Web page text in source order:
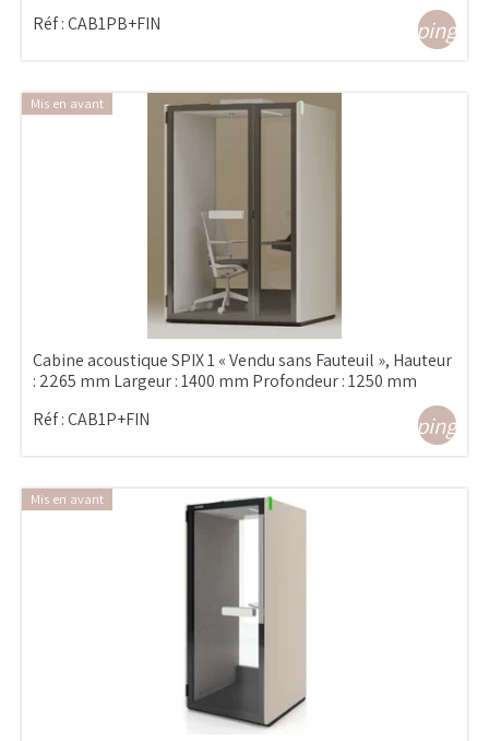
Réf :CAB1PB+FIN
Mis en avant
Cabine acoustique SPIX 1 « Vendu sans Fauteuil », Hauteur
: 2265 mm Largeur : 1400 mm Profondeur : 1250 mm
Réf :CAB1P+FIN
Mis en avant